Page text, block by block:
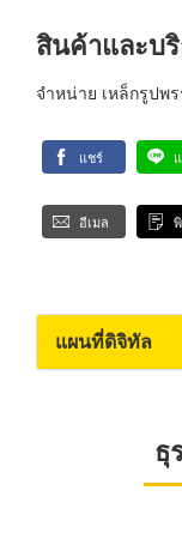
สินค้าและบ
จำหน่าย เหล็กรูปพ
แชร์
อีเมล
แผนที่ดิจิทัล
ธุ